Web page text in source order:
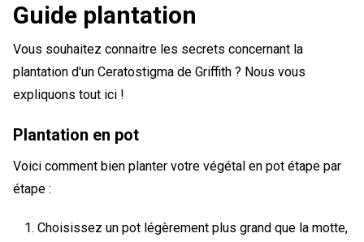
Guide plantation
Vous souhaitez connaitre les secrets concernant la
plantation d'un Ceratostigma de Griffith ? Nous vous
expliquons tout ici !
Plantation en pot
Voici comment bien planter votre végétal en pot étape par
étape :
Choisissez un pot légèrement plus grand que la motte,